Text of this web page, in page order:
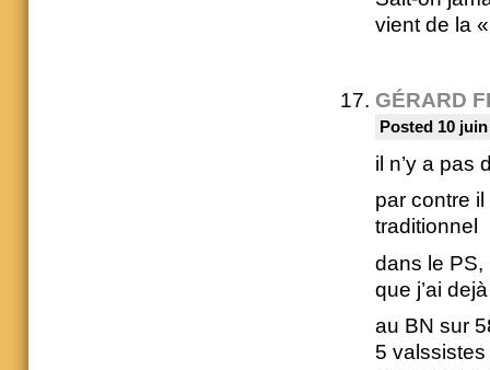
vient de la
GÉRARD
Posted 10
il n’y a pas
par contre
traditionnel
dans le PS,
que j’ai
au BN sur
5